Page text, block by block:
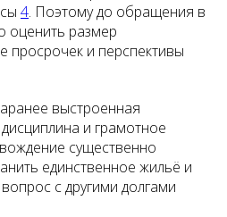
4. Поэтому до обращения в
оценить размер
просрочек и перспективы
выстроенная
и грамотное
существенно
единственное жильё и
с другими долгами